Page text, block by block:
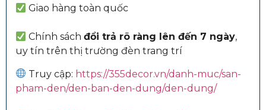
Giao hàng toàn quốc
Chính sáchđổi trả rõ ràng lên đến 7 ngày,
uy tín trên thị trường đèn trang trí
Truy cập: https://355decor.vn/danh-muc/san-
pham-den/den-ban-den-dung/den-dung/